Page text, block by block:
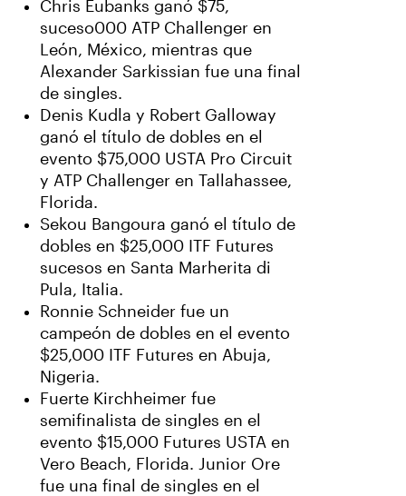
Chris Eubanks ganó $75,
suceso000 ATP Challenger en
León, México, mientras que
Alexander Sarkissian fue una final
de singles.
Denis Kudla y Robert Galloway
ganó el título de dobles en el
evento $75,000 USTA Pro Circuit
y ATP Challenger en Tallahassee,
Florida.
Sekou Bangoura ganó el título de
dobles en $25,000 ITF Futures
sucesos en Santa Marherita di
Pula, Italia.
Ronnie Schneider fue un
campeón de dobles en el evento
$25,000 ITF Futures en Abuja,
Nigeria.
Fuerte Kirchheimer fue
semifinalista de singles en el
evento $15,000 Futures USTA en
Vero Beach, Florida. Junior Ore
fue una final de singles en el